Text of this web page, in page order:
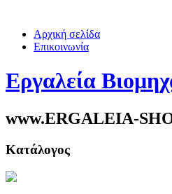
Αρχική σελίδα
Επικοινωνία
Εργαλεία
www.ERGALEIA-
Κατάλογος